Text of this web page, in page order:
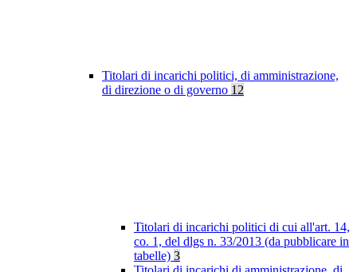
Titolari di incarichi politici, di amministrazione,
di direzione o di governo 12
Titolari di incarichi politici di cui all'art. 14,
co. 1, del dlgs n. 33/2013 (da pubblicare in
tabelle) 3